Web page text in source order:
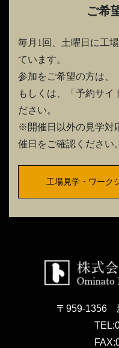
ご希
毎月1回、土曜日に工
ています。
参加をご希望の方は、
もしくは、「予約サイ
ださい。
※開催日以外の見学対
催日をご確認ください。
工場見学・ワーク
〒959-1356
TEL:
FAX: